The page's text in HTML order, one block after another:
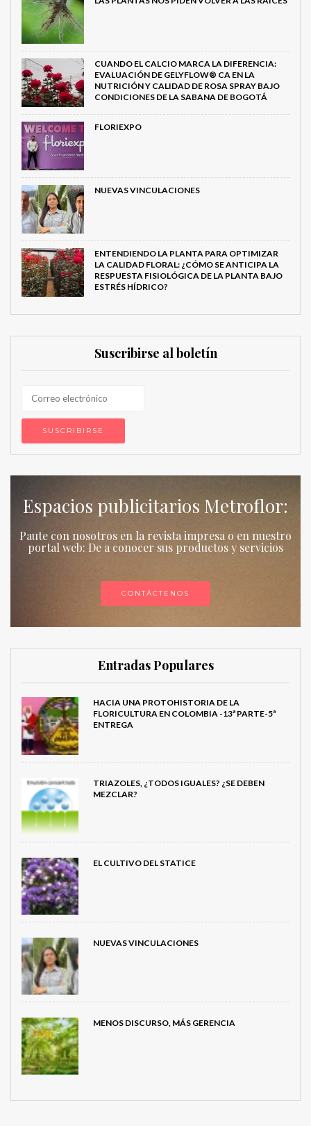
CUANDO EL CALCIO MARCA LA DIFERENCIA:
EVALUACIÓN DE GELYFLOW® CA EN LA
NUTRICIÓN Y CALIDAD DE ROSA SPRAY BAJO
CONDICIONES DE LA SABANA DE BOGOTÁ
FLORIEXPO
NUEVAS VINCULACIONES
ENTENDIENDO LA PLANTA PARA OPTIMIZAR
LA CALIDAD FLORAL: ¿CÓMO SE ANTICIPA LA
RESPUESTA FISIOLÓGICA DE LA PLANTA BAJO
ESTRÉS HÍDRICO?
Suscribirse al boletín
Espacios publicitarios Metroflor:
Paute con nosotros en la revista impresa o en nuestro
portal web: De a conocer sus productos y servicios
CONTÁCTENOS
Entradas Populares
HACIA UNA PROTOHISTORIA DE LA
FLORICULTURA EN COLOMBIA -13ª PARTE-5ª
ENTREGA
TRIAZOLES, ¿TODOS IGUALES? ¿SE DEBEN
MEZCLAR?
EL CULTIVO DEL STATICE
NUEVAS VINCULACIONES
MENOS DISCURSO, MÁS GERENCIA